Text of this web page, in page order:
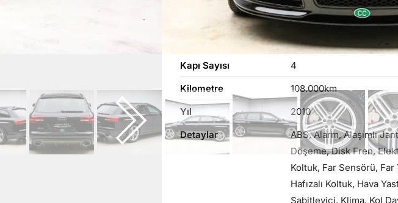
Station Wagon
Şanzıman
6 ileri otomatik
Kapı Sayısı
4
Kilometre
108.000km
Yıl
2010
Detaylar
ABS, Alarm, Alaşımlı
Döşeme, Disk Fren,
Koltuk, Far Sensörü, Far
Hafızalı Koltuk, Hava
Sabitleyici, Klima, Kol